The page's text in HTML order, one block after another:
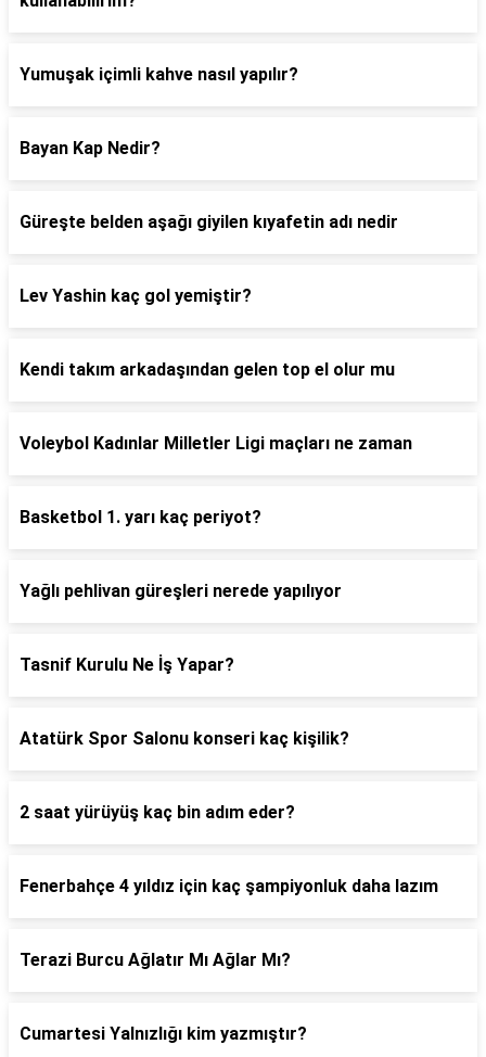
Yumuşak içimli kahve nasıl yapılır?
Bayan Kap Nedir?
Güreşte belden aşağı giyilen kıyafetin adı nedir
Lev Yashin kaç gol yemiştir?
Kendi takım arkadaşından gelen top el olur mu
Voleybol Kadınlar Milletler Ligi maçları ne zaman
Basketbol 1. yarı kaç periyot?
Yağlı pehlivan güreşleri nerede yapılıyor
Tasnif Kurulu Ne İş Yapar?
Atatürk Spor Salonu konseri kaç kişilik?
2 saat yürüyüş kaç bin adım eder?
Fenerbahçe 4 yıldız için kaç şampiyonluk daha lazım
Terazi Burcu Ağlatır Mı Ağlar Mı?
Cumartesi Yalnızlığı kim yazmıştır?